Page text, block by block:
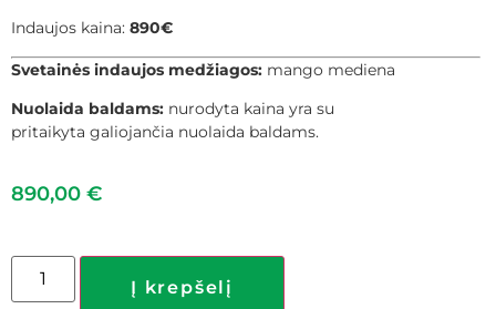
Indaujos kaina: 890€
Svetainės indaujos medžiagos: mango mediena
Nuolaida baldams: nurodyta kaina yra su
pritaikyta galiojančia nuolaida baldams.
890,00 €
Į krepšelį